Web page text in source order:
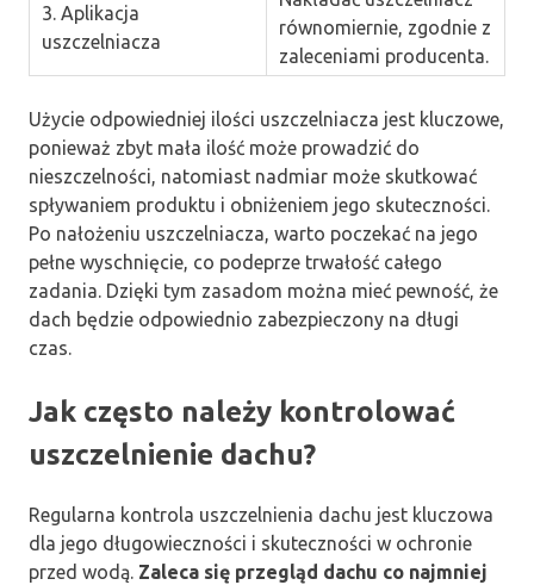
3. Aplikacja
uszczelniacza
równomiernie, zgodnie z
zaleceniami producenta.
Użycie odpowiedniej ilości uszczelniacza jest kluczowe,
ponieważ zbyt mała ilość może prowadzić do
nieszczelności, natomiast nadmiar może skutkować
spływaniem produktu i obniżeniem jego skuteczności.
Po nałożeniu uszczelniacza, warto poczekać na jego
pełne wyschnięcie, co podeprze trwałość całego
zadania. Dzięki tym zasadom można mieć pewność, że
dach będzie odpowiednio zabezpieczony na długi
czas.
Jak często należy kontrolować
uszczelnienie dachu?
Regularna kontrola uszczelnienia dachu jest kluczowa
dla jego długowieczności i skuteczności w ochronie
przed wodą. Zaleca się przegląd dachu co najmniej